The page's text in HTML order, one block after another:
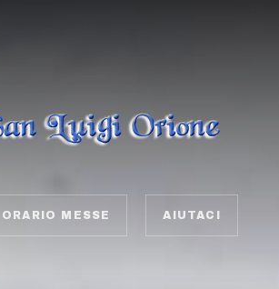
ORARIO MESSE AIUTACI